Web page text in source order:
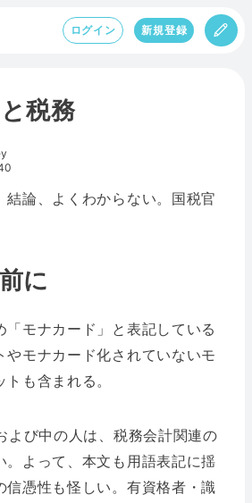
ログイン 新規登録
税務
結論、よくわからない。国税官
に
「モナカード」と表記している
やモナカード化されていないモ
も含まれる。
よび中の人は、税務会計関連の
。よって、本文も用語表記に揺
信憑性も怪しい。有資格者・識